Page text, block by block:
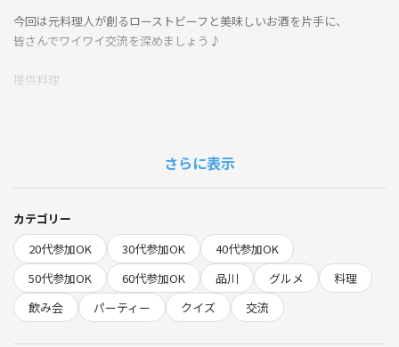
今回は元料理人が創るローストビーフと美味しいお酒を片手に、
皆さんでワイワイ交流を深めましょう♪
提供料理
初参加の方もみんなと仲良くなれるよう、
工夫を凝らします👍
写真は以前の飲み会の様子と料理のイメージ画像です！
▼開催日
さらに表示
カテゴリー
20代参加OK
30代参加OK
40代参加OK
50代参加OK
60代参加OK 品川 グルメ
料理
飲み会
パーティー クイズ 交流